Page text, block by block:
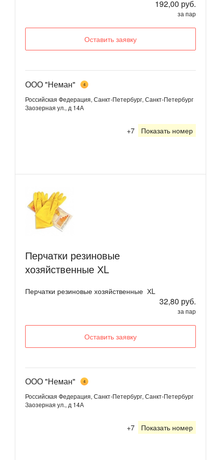
192,00 руб.
за пар
Оставить заявку
ООО "Неман" 4
Российская Федерация, Санкт-Петербург, Санкт-Петербург
Заозерная ул., д 14А
+7 Показать номер
Перчатки резиновые
хозяйственные ХL
Перчатки резиновые хозяйственные ХL
32,80 руб.
за пар
Оставить заявку
ООО "Неман" 4
Российская Федерация, Санкт-Петербург, Санкт-Петербург
Заозерная ул., д 14А
+7 Показать номер